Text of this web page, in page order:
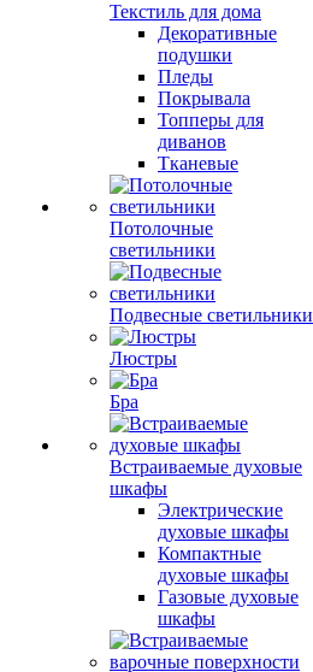
Текстиль для дома
Декоративные
подушки
Пледы
Покрывала
Топперы для
диванов
Тканевые
Потолочные
светильники
Подвесные светильники
Люстры
Бра
Встраиваемые духовые
шкафы
Электрические
духовые шкафы
Компактные
духовые шкафы
Газовые духовые
шкафы